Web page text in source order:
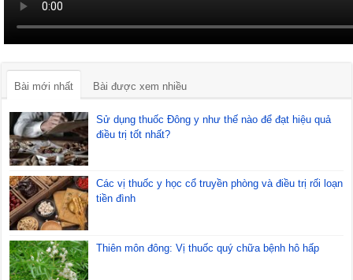
Bài mới nhất Bài được xem nhiều
Sử dụng thuốc Đông y như thế nào để đạt hiệu quả
điều trị tốt nhất?
Các vị thuốc y học cổ truyền phòng và điều trị rối loạn
tiền đình
Thiên môn đông: Vị thuốc quý chữa bệnh hô hấp